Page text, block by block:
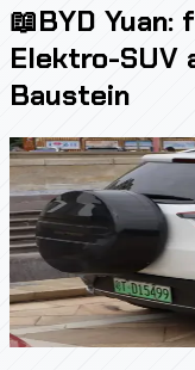
📖BYD
Elektro-SUV
Baustein